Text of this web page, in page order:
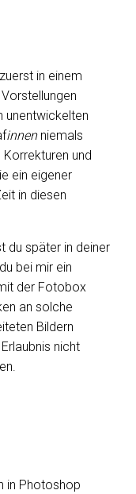
in einem
unentwickelten
innenniemals
und
ein eigener
in diesen
du später in deiner
bei mir ein
der Fotobox
an solche
Bildern
nicht
in Photoshop